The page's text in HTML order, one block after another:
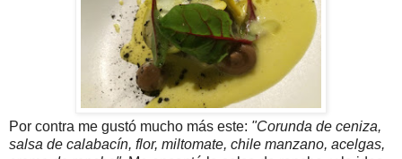
Por contra me gustó mucho más este: "Corunda de ceniza,
salsa de calabacín, flor, miltomate, chile manzano, acelgas,